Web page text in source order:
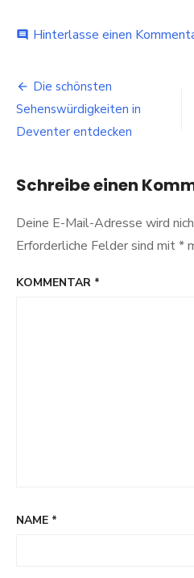
comment Hinterlasse einen
Die schönsten
Sehenswürdigkeiten in
Deventer entdecken
Schreibe einen
Deine E-Mail-Adresse wird
Erforderliche Felder sind mit*
KOMMENTAR *
NAME *